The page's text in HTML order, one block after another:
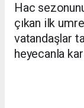
Hac
çıkan ilk
vatandaşlar
heyecanla